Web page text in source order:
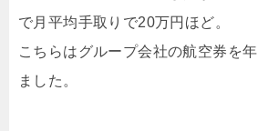
で月平均手取りで20万円ほど。
こちらはグループ会社の航空券を
ました。